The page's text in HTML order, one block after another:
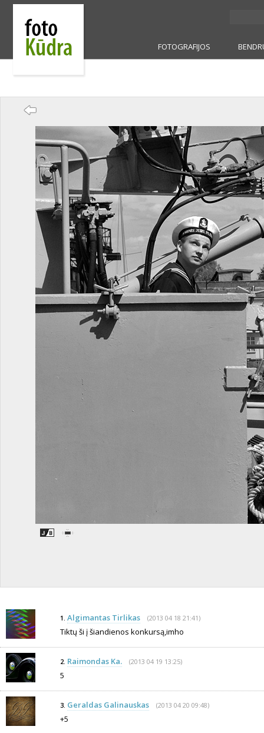
FOTOGRAFIJOS
1. Algimantas Tirlikas (2013 04 18 21:41)
Tiktų ši į šiandienos konkursą,imho
2. Raimondas Ka. (2013 04 19 13:25)
5
3. Geraldas Galinauskas (2013 04 20 09:48)
+5